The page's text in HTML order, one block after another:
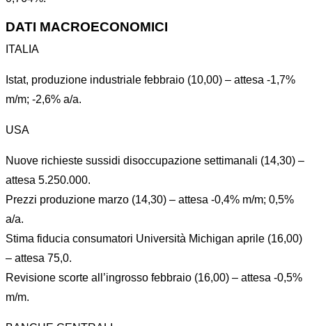
DATI MACROECONOMICI
ITALIA
Istat, produzione industriale febbraio (10,00) – attesa -1,7%
m/m; -2,6% a/a.
USA
Nuove richieste sussidi disoccupazione settimanali (14,30) –
attesa 5.250.000.
Prezzi produzione marzo (14,30) – attesa -0,4% m/m; 0,5%
a/a.
Stima fiducia consumatori Università Michigan aprile (16,00)
– attesa 75,0.
Revisione scorte all’ingrosso febbraio (16,00) – attesa -0,5%
m/m.